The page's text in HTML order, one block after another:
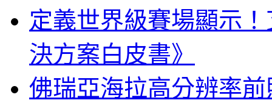
定義世界級賽場顯示
決方案白皮書》
佛瑞亞海拉高分辨率